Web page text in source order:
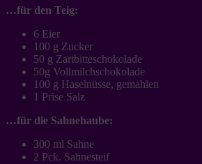
…für den Teig:
6 Eier
100 g Zucker
50 g Zartbitteschokolade
50g Vollmilchschokolade
100 g Haselnüsse, gemahlen
1 Prise Salz
…für die Sahnehaube:
300 ml Sahne
2 Pck. Sahnesteif